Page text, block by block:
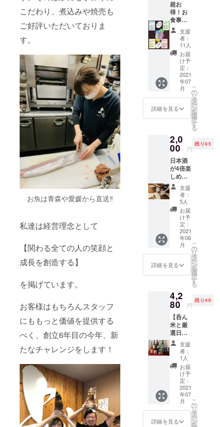
こだわり、煮込みや焼売も
ご好評いただいておりま
す。
お魚は青森や愛媛から直送‼︎
私達は経営理念として
【関わる全ての人の笑顔と
成長を創造する】
を掲げています。
お客様はもちろんスタッフ
にももっと価値を提供する
べく、創立6年目の今年、新
たなチャレンジをします！
です。
もちろ
ん酒器
は【呑
ん米】
です。
購入前
にご使
用いた
だき味
わいの
違いを
お試し
いただ
楽しみ
方を知
り尽く
したプ
ロが日
本酒を3
本厳
選！！
新しい
酒器
【呑ん
米】で
お試し
できる
お得な
セット
です。
す。 そ
の時々
のベス
トをプ
ロに選
んでも
らうた
め、 内
容は随
時かわ
ります
のでお
楽し
み！ ※
当店で
食にか
超お
得！お
食事券
500円付
日本酒
が4倍楽
しめる
奇跡の
ぐいの
み 【呑
ん米】
（送料
込み・
手数料
込み・
税込
本酒の
味変が
これ一
個でで
きちゃ
う！画
期的な
酒器が
できま
した！
あなた
の日本
酒ライ
フが
もっと
楽しく
なりま
使える
お食事
券500円
がつい
ている
ので超
お得で
す♪ 実
はこの
お食事
券500円
以上の
価値が
ありま
す！ 届
いてか
らのお
支援
者：
11人
お届
け予
定：
2021
年07
月
詳細を見る
こ
の
リ
タ
ー
ン
を
選
択
す
る
2,0
00 円
残り95
日本酒
が4倍楽
しめる
ぐいの
みで
す！
【呑ん
米】
（税
込・手
数料込
み・送
料込
み） 手
数料等
を引い
単価約
1100円
日本酒
以外で
も味わ
いの変
化が楽
しめま
す！ 満
水で
90ccと
なりま
す。
支援
者：
5人
お届
け予
定：
2021
年06
月
詳細を見る
こ
の
リ
タ
ー
ン
を
選
択
す
る
4,2
80 円
残り49
【呑ん
米と厳
選日本
酒3種飲
み比べ
セッ
ト】 日
本酒が4
倍楽し
める
【呑ん
米】と
日本酒
の達人
支援
者：
1人
お届
け予
定：
2021
年07
月
詳細を見る
こ
の
リ
タ
ー
ン
を